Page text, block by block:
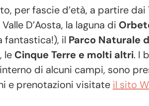
per fascie d’età, a partire dai
D’Aosta, la laguna di
fantastica!), il Parco Naturale
, le Cinque Terre e molti altri. I
di alcuni campi, sono
e prenotazioni visitate il sito